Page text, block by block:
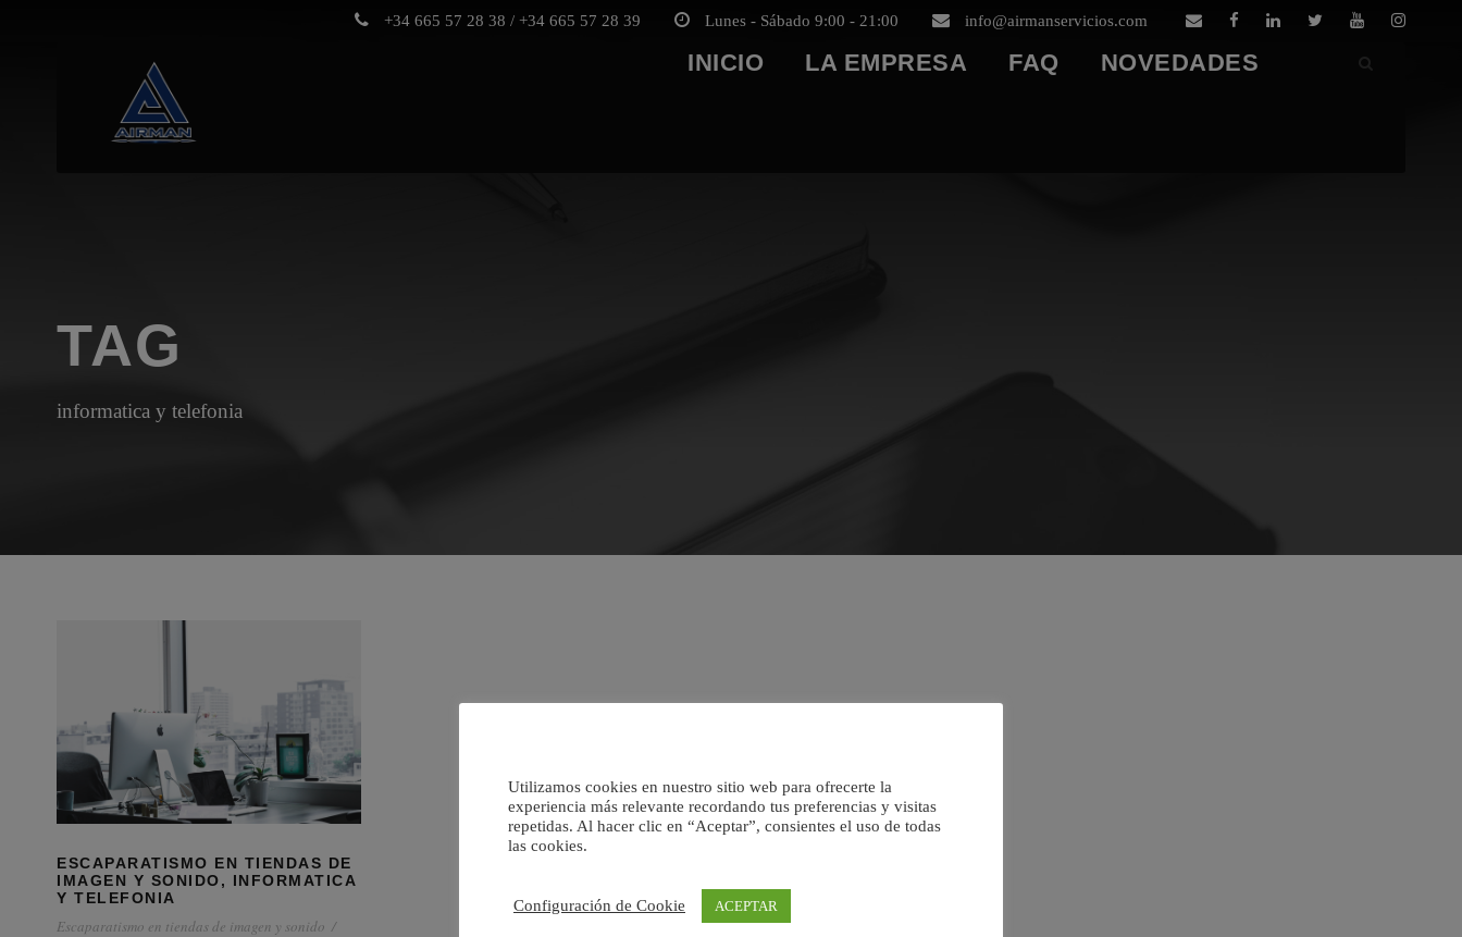
+34 665 57 28 38 / +34 665 57 28 39 Lunes - Sábado 9:00 - 21:00 info@airmanservicios.com
INICIO LA EMPRESA FAQ NOVEDADES
TAG
informatica y telefonia
ESCAPARATISMO EN TIENDAS DE
IMAGEN Y SONIDO, INFORMATICA
Y TELEFONIA
Escaparatismo en tiendas de imagen y sonido /
Utilizamos cookies en nuestro sitio web para ofrecerte la
experiencia más relevante recordando tus preferencias y visitas
repetidas. Al hacer clic en “Aceptar”, consientes el uso de todas
las cookies.
Configuración de Cookie ACEPTAR